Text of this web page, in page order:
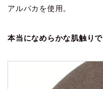
アルパカを使用。
本当になめらかな肌触り